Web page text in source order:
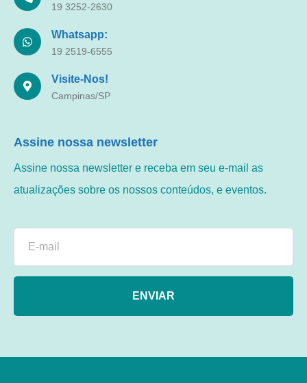
19 3252-2630
Whatsapp:
19 2519-6555
Visite-Nos!
Campinas/SP
Assine nossa newsletter
Assine nossa newsletter e receba em seu e-mail as
atualizações sobre os nossos conteúdos, e eventos.
ENVIAR